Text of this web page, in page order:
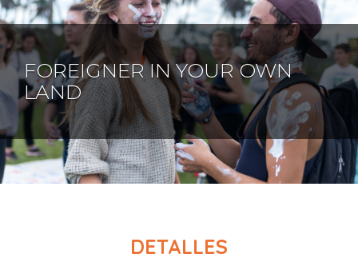
FOREIGNER IN YOUR OWN
LAND
DETALLES